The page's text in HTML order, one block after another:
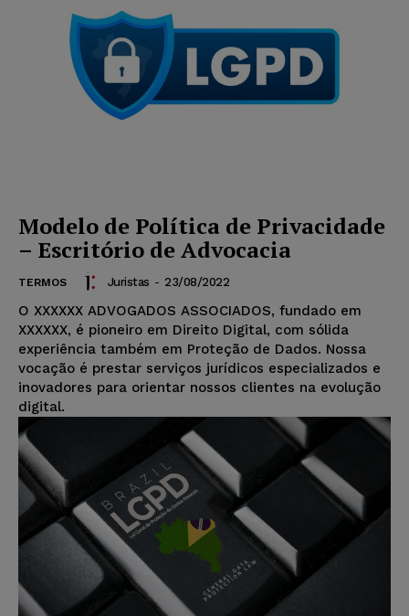
Modelo de Política de Privacidade
– Escritório de Advocacia
TERMOS Juristas - 23/08/2022
O XXXXXX ADVOGADOS ASSOCIADOS, fundado em
XXXXXX, é pioneiro em Direito Digital, com sólida
experiência também em Proteção de Dados. Nossa
vocação é prestar serviços jurídicos especializados e
inovadores para orientar nossos clientes na evolução
digital.